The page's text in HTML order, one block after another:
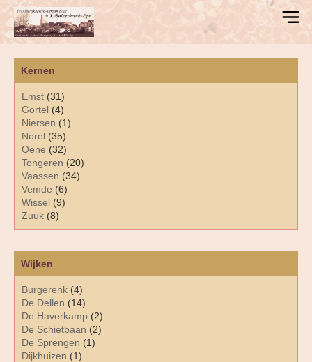
Kernen
Emst (31)
Gortel (4)
Niersen (1)
Norel (35)
Oene (32)
Tongeren (20)
Vaassen (34)
Vemde (6)
Wissel (9)
Zuuk (8)
Wijken
Burgerenk (4)
De Dellen (14)
De Haverkamp (2)
De Schietbaan (2)
De Sprengen (1)
Dijkhuizen (1)